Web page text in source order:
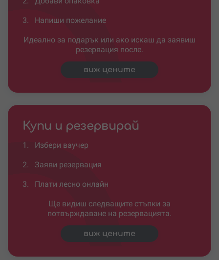
3. Напиши пожелание
Идеално за подарък или ако искаш да заявиш
резервация после.
виж цените
Купи и резервирай
1. Избери ваучер
2. Заяви резервация
3. Плати лесно онлайн
Ще видиш следващите стъпки за
потвърждаване на резервацията.
виж цените